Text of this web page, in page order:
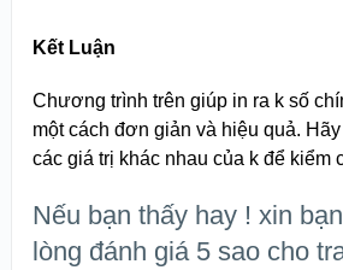
Kết Luận
Chương trình trên giúp in ra k số
một cách đơn giản và hiệu quả.
các giá trị khác nhau của k để kiểm
Nếu bạn thấy hay ! xin
lòng đánh giá 5 sao cho